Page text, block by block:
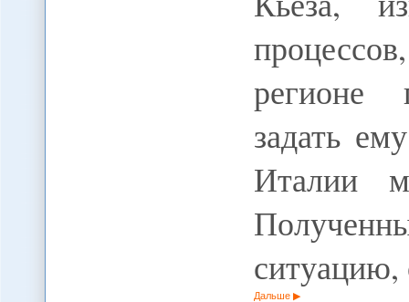
регионе
задать
Италии
Дальше